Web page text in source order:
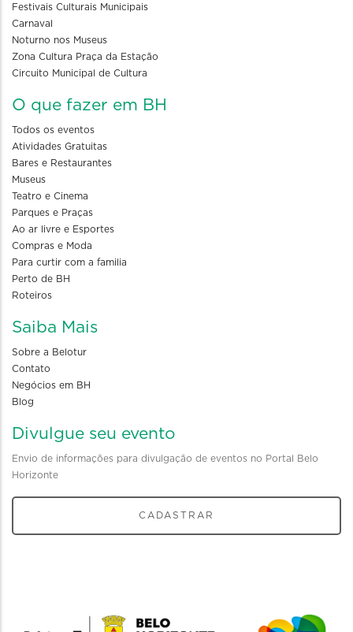
Festivais Culturais Municipais
Carnaval
Noturno nos Museus
Zona Cultura Praça da Estação
Circuito Municipal de Cultura
O que fazer em BH
Todos os eventos
Atividades Gratuitas
Bares e Restaurantes
Museus
Teatro e Cinema
Parques e Praças
Ao ar livre e Esportes
Compras e Moda
Para curtir com a familia
Perto de BH
Roteiros
Saiba Mais
Sobre a Belotur
Contato
Negócios em BH
Blog
Divulgue seu evento
Envio de informações para divulgação de eventos no Portal Belo
Horizonte
CADASTRAR